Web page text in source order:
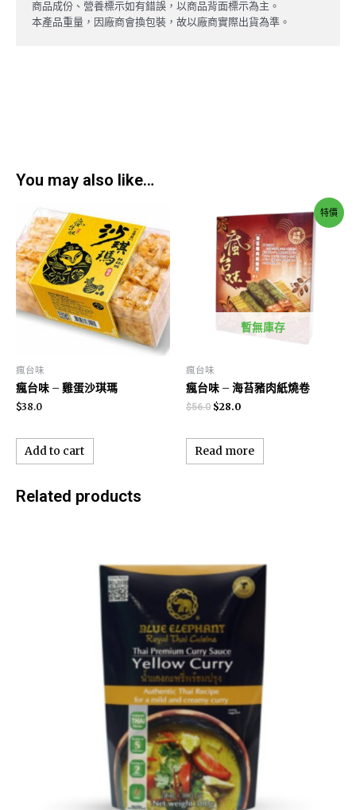
You may also like…
瘋台味
瘋台味 – 雞蛋沙琪瑪
$38.0
Add to cart
特價
暫無庫存
瘋台味
瘋台味 – 海苔豬肉紙燒卷
$56.0 $28.0
Read more
Related products
商品成份、營養標示如有錯誤，以商品背面標示為主。
本產品重量，因廠商會換包裝，故以廠商實際出貨為準。